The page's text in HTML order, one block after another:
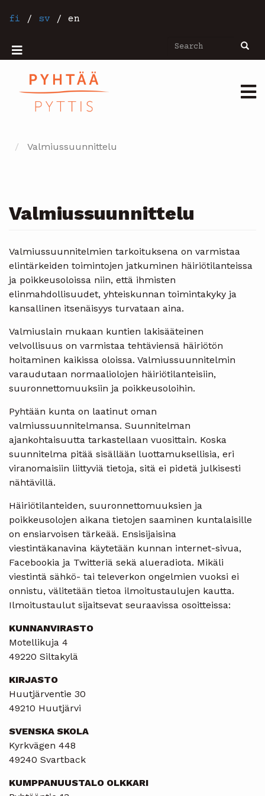
fi / sv / en
Search
Mobiilivalikko
Valmiussuunnittelu
Valmiussuunnittelu
Valmiussuunnitelmien tarkoituksena on varmistaa
elintärkeiden toimintojen jatkuminen häiriötilanteissa
ja poikkeusoloissa niin, että ihmisten
elinmahdollisuudet, yhteiskunnan toimintakyky ja
kansallinen itsenäisyys turvataan aina.
Valmiuslain mukaan kuntien lakisääteinen
velvollisuus on varmistaa tehtäviensä häiriötön
hoitaminen kaikissa oloissa. Valmiussuunnitelmin
varaudutaan normaaliolojen häiriötilanteisiin,
suuronnettomuuksiin ja poikkeusoloihin.
Pyhtään kunta on laatinut oman
valmiussuunnitelmansa. Suunnitelman
ajankohtaisuutta tarkastellaan vuosittain. Koska
suunnitelma pitää sisällään luottamuksellisia, eri
viranomaisiin liittyviä tietoja, sitä ei pidetä julkisesti
nähtävillä.
Häiriötilanteiden, suuronnettomuuksien ja
poikkeusolojen aikana tietojen saaminen kuntalaisille
on ensiarvoisen tärkeää. Ensisijaisina
viestintäkanavina käytetään kunnan internet-sivua,
Facebookia ja Twitteriä sekä alueradiota. Mikäli
viestintä sähkö- tai televerkon ongelmien vuoksi ei
onnistu, välitetään tietoa ilmoitustaulujen kautta.
Ilmoitustaulut sijaitsevat seuraavissa osoitteissa:
KUNNANVIRASTO
Motellikuja 4
49220 Siltakylä
KIRJASTO
Huutjärventie 30
49210 Huutjärvi
SVENSKA SKOLA
Kyrkvägen 448
49240 Svartback
KUMPPANUUSTALO OLKKARI